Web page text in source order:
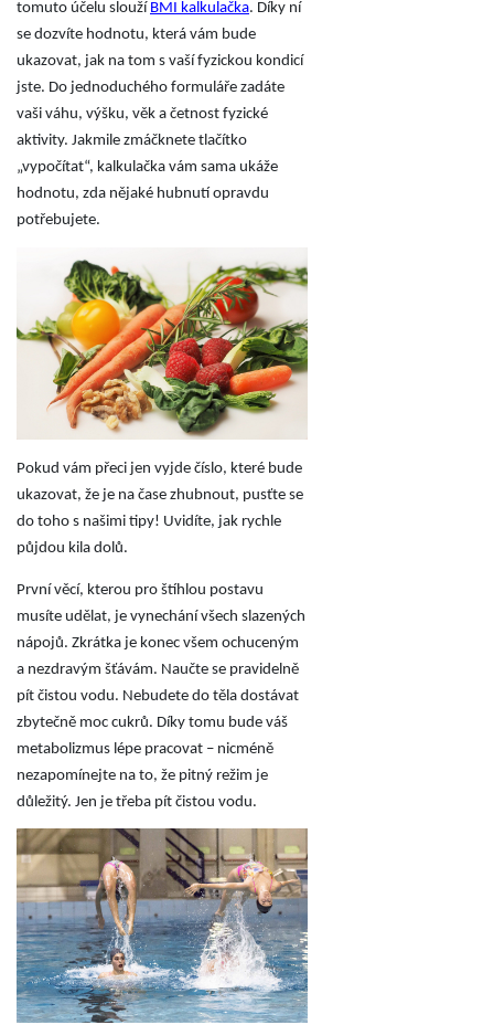
tomuto účelu slouží BMI kalkulačka. Díky ní
se dozvíte hodnotu, která vám bude
ukazovat, jak na tom s vaší fyzickou kondicí
jste. Do jednoduchého formuláře zadáte
vaši váhu, výšku, věk a četnost fyzické
aktivity. Jakmile zmáčknete tlačítko
„vypočítat“, kalkulačka vám sama ukáže
hodnotu, zda nějaké hubnutí opravdu
potřebujete.
Pokud vám přeci jen vyjde číslo, které bude
ukazovat, že je na čase zhubnout, pusťte se
do toho s našimi tipy! Uvidíte, jak rychle
půjdou kila dolů.
První věcí, kterou pro štíhlou postavu
musíte udělat, je vynechání všech slazených
nápojů. Zkrátka je konec všem ochuceným
a nezdravým šťávám. Naučte se pravidelně
pít čistou vodu. Nebudete do těla dostávat
zbytečně moc cukrů. Díky tomu bude váš
metabolizmus lépe pracovat – nicméně
nezapomínejte na to, že pitný režim je
důležitý. Jen je třeba pít čistou vodu.